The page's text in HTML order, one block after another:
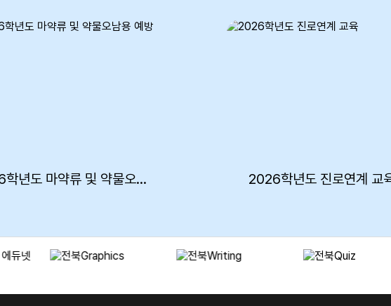
2026학년도 마약류 및 약물오남용 예방교육 2026학년도 진로연계 교